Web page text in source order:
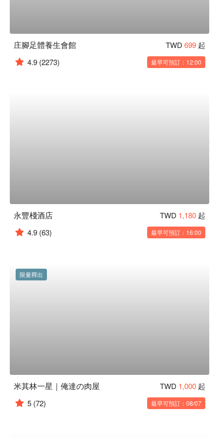
庄腳足體養生會館 TWD 699 起
4.9 (2273) 最早可預訂：12:00
永豐棧酒店 TWD 1,180 起
4.9 (63) 最早可預訂：16:00
限量釋出
米其林一星｜俺達の肉屋 TWD 1,000 起
5 (72) 最早可預訂：08/07